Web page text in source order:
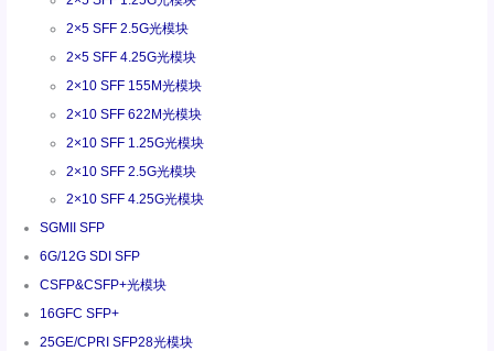
2×5 SFF 2.5G光模块
2×5 SFF 4.25G光模块
2×10 SFF 155M光模块
2×10 SFF 622M光模块
2×10 SFF 1.25G光模块
2×10 SFF 2.5G光模块
2×10 SFF 4.25G光模块
SGMII SFP
6G/12G SDI SFP
CSFP&CSFP+光模块
16GFC SFP+
25GE/CPRI SFP28光模块